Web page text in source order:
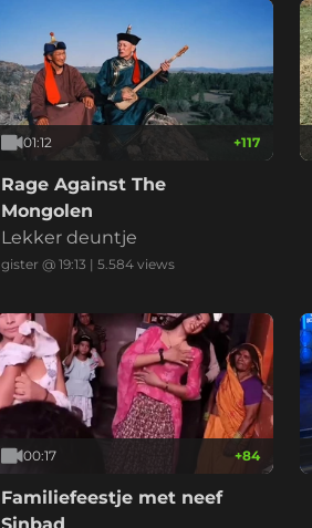
01:12 +117
Rage Against The
Mongolen
Lekker deuntje
gister @ 19:13 | 5.584views
00:17 +84
Familiefeestje met neef